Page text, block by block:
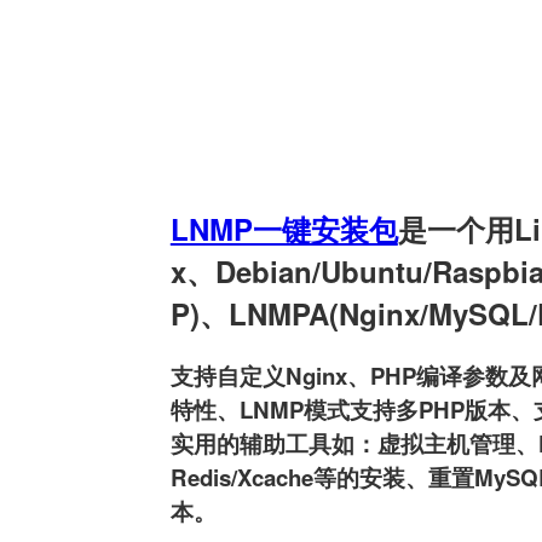
LNMP一键安装包是一个用
x、Debian/Ubuntu/
P)、LNMPA(Nginx/
支持自定义Nginx、PHP编译参数及
特性、LNMP模式支持多PHP版本
实用的辅助工具如：虚拟主机管理
Redis/Xcache等的安装、重置
本。